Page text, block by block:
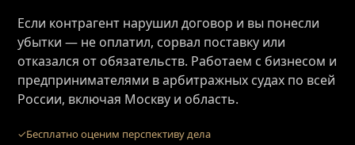
Если контрагент нарушил договор и вы понесли
убытки — не оплатил, сорвал поставку или
отказался от обязательств. Работаем с бизнесом и
предпринимателями в арбитражных судах по всей
России, включая Москву и область.
Бесплатно оценим перспективу дела